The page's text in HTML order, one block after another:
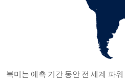
북미는 예측 기간 동안 전 세계 파